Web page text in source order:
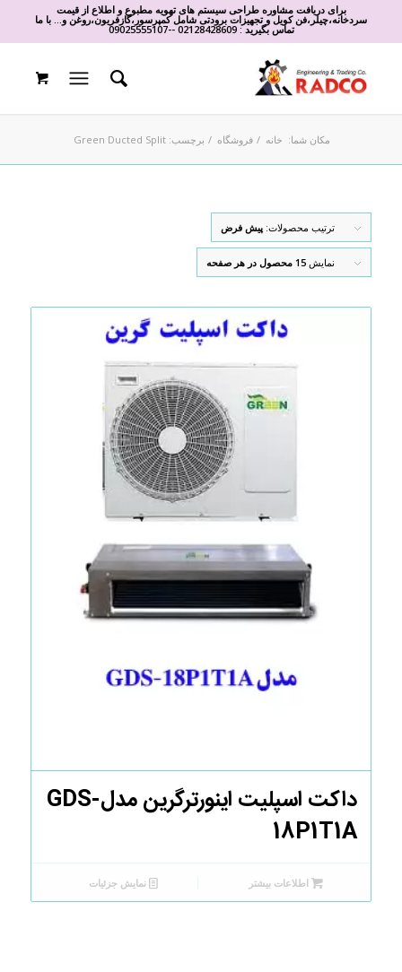
برای دریافت مشاوره طراحی سیستم های تهویه مطبوع و اطلاع از قیمت
سردخانه،چیلر،فن کویل و تجهیزات برودتی شامل کمپرسور،گازفریون،روغن و... با ما
تماس بگیرید :02128428609
-
-
09025555107
مکان شما: خانه / فروشگاه / برچسب: Green Ducted Split
ترتیب محصولات: پیش فرض
نمایش 15 محصول در هر صفحه
داکت اسپلیت اینورترگرین مدلGDS-
18P1T1A
اطلاعات بیشتر نمایش جزئیات